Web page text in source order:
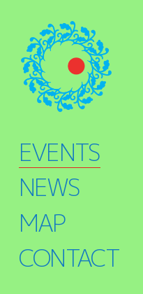
EVENTS
NEWS
MAP
CONTACT